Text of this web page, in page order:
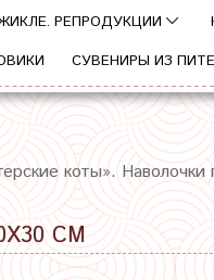
РЕПРОДУКЦИИ
СУВЕНИРЫ ИЗ
коты». Наволочки
СМ